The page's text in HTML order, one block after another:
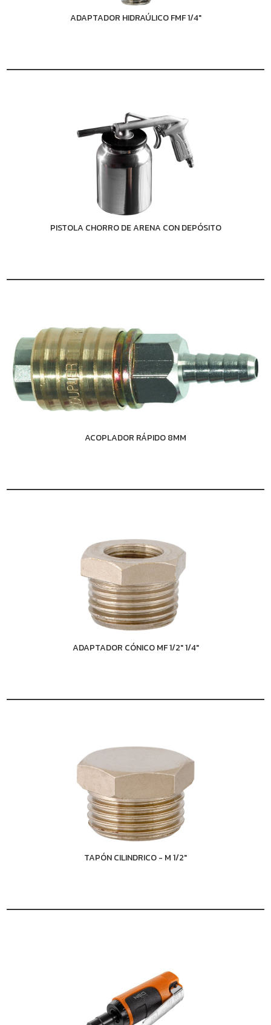
ADAPTADOR HIDRAÚLICO FMF 1/4"
PISTOLA CHORRO DE ARENA CON DEPÓSITO
ACOPLADOR RÁPIDO 8MM
ADAPTADOR CÓNICO MF 1/2" 1/4"
TAPÓN CILINDRICO - M 1/2"